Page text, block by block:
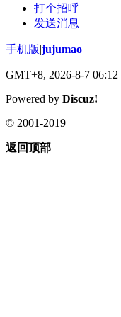
打个招呼
发送消息
手机版|jujumao
GMT+8, 2026-8-7 06:12
Powered by Discuz!
© 2001-2019
返回顶部